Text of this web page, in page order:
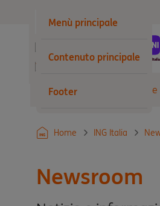
Menù principale
Contenuto principale
Footer
Privati
Wholesale
Conto Corrente Carte
Home ING Italia
Newsroom